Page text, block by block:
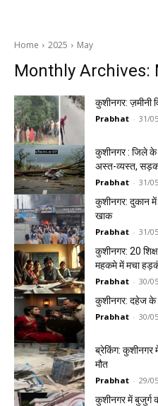
Home 2025 May
Monthly Archives:
कुशीनगर: ज़मीनी
Prabhat - 31/
कुशीनगर : जिले के
अस्त-व्यस्त,
Prabhat - 31/
कुशीनगर: दुकान
खाक
Prabhat - 31/
कुशीनगर: 20
महकमे में मचा
Prabhat - 30/
कुशीनगर: दहेज के
Prabhat - 30/
ब्रेकिंग: कुशीनगर
मौत
Prabhat - 29/
कुशीनगर में बुजुर्ग